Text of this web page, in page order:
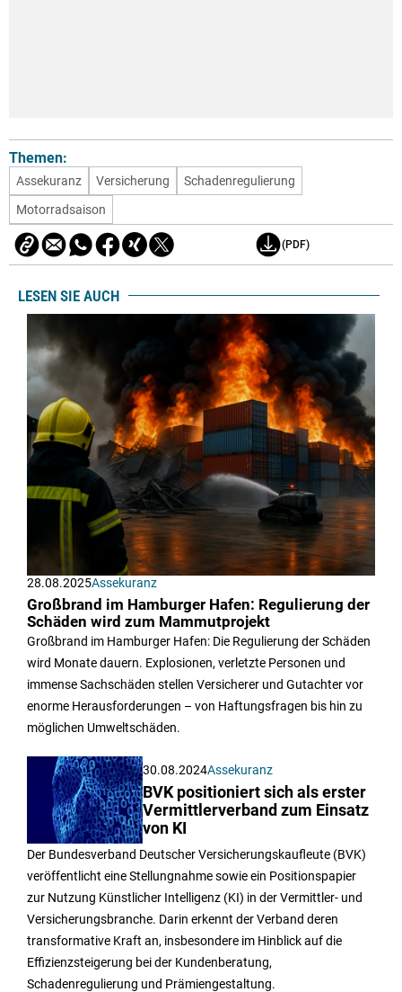
Themen:
Assekuranz Versicherung
Schadenregulierung
Motorradsaison
(PDF)
LESEN SIE AUCH
28.08.2025Assekuranz
Großbrand im Hamburger Hafen: Regulierung der
Schäden wird zum Mammutprojekt
Großbrand im Hamburger Hafen: Die Regulierung der Schäden
wird Monate dauern. Explosionen, verletzte Personen und
immense Sachschäden stellen Versicherer und Gutachter vor
enorme Herausforderungen – von Haftungsfragen bis hin zu
möglichen Umweltschäden.
30.08.2024Assekuranz
BVK positioniert sich als erster
Vermittlerverband zum Einsatz
von KI
Der Bundesverband Deutscher Versicherungskaufleute (BVK)
veröffentlicht eine Stellungnahme sowie ein Positionspapier
zur Nutzung Künstlicher Intelligenz (KI) in der Vermittler- und
Versicherungsbranche. Darin erkennt der Verband deren
transformative Kraft an, insbesondere im Hinblick auf die
Effizienzsteigerung bei der Kundenberatung,
Schadenregulierung und Prämiengestaltung.